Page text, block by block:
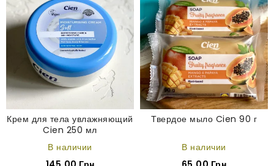
Крем для тела увлажняющий
Cien 250 мл
В наличии
Твердое мыло Cien 90 г
В наличии